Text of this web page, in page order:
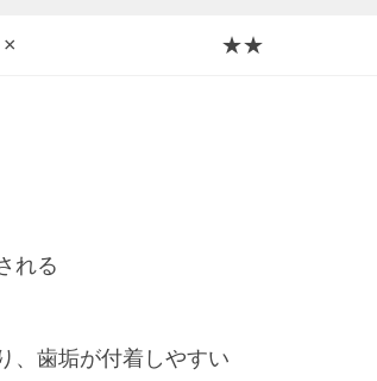
× ★★
れる
、歯垢が付着しやすい